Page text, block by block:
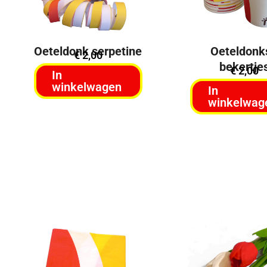
Oeteldonk serpetine
€2,00
In
winkelwagen
€2,00
In